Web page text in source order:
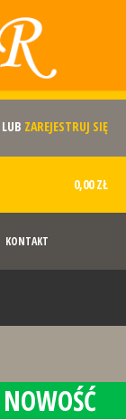
LUB ZAREJESTRUJ SIĘ
0,00 ZŁ
KONTAKT
NOWOŚĆ